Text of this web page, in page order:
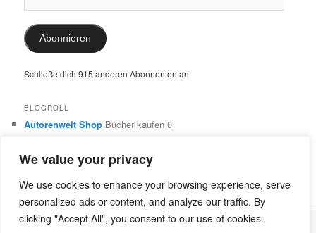
We value your privacy
We use cookies to enhance your browsing experience, serve
personalized ads or content, and analyze our traffic. By
clicking "Accept All", you consent to our use of cookies.
Mail-
Adresse:
Abonnieren
Schließe dich 915 anderen Abonnenten an
BLOGROLL
Autorenwelt Shop Bücher kaufen 0
0
Dr. Ulrike Schimming
Übersetzungen aus dem Italienischen
und Englischen 0